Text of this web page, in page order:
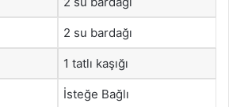
2 su bardağı
1 tatlı kaşığı
İsteğe Bağlı